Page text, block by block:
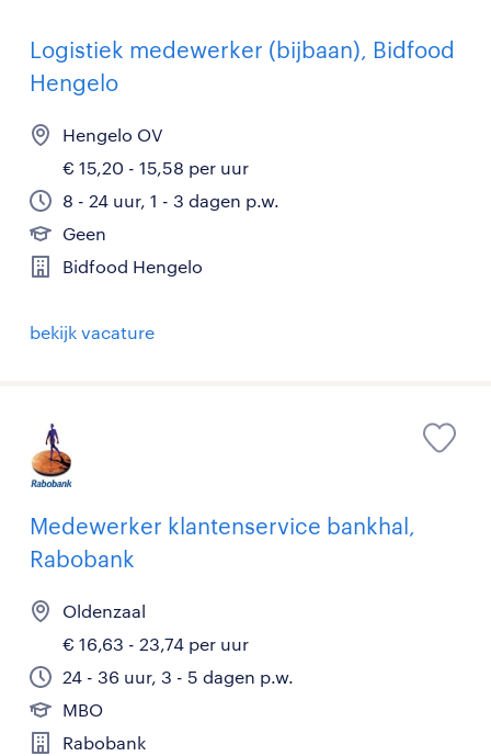
Logistiek medewerker (bijbaan), Bidfood
Hengelo
Hengelo OV
€ 15,20 - 15,58 per uur
8 - 24 uur, 1 - 3 dagen p.w.
Geen
Bidfood Hengelo
bekijk vacature
Medewerker klantenservice bankhal,
Rabobank
Oldenzaal
€ 16,63 - 23,74 per uur
24 - 36 uur, 3 - 5 dagen p.w.
MBO
Rabobank